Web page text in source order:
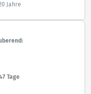
Jahre
Tage